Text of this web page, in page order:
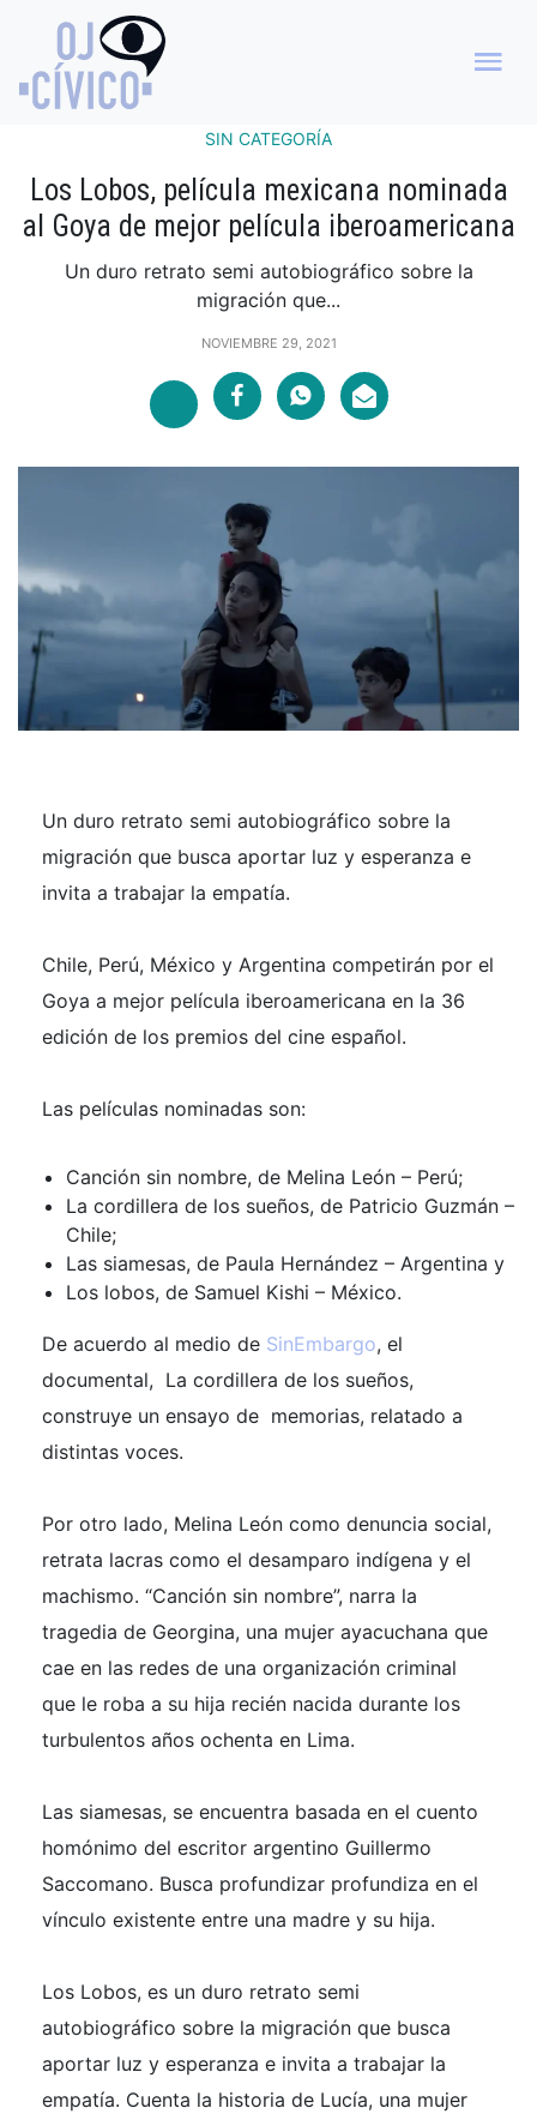
SIN CATEGORÍA
Los Lobos, película mexicana nominada
al Goya de mejor película iberoamericana
Un duro retrato semi autobiográfico sobre la
migración que...
NOVIEMBRE 29, 2021
Un duro retrato semi autobiográfico sobre la
migración que busca aportar luz y esperanza e
invita a trabajar la empatía.
Chile, Perú, México y Argentina competirán por el
Goya a mejor película iberoamericana en la 36
edición de los premios del cine español.
Las películas nominadas son:
Canción sin nombre, de Melina León – Perú;
La cordillera de los sueños, de Patricio Guzmán –
Chile;
Las siamesas, de Paula Hernández – Argentina y
Los lobos, de Samuel Kishi – México.
De acuerdo al medio de SinEmbargo, el
documental, La cordillera de los sueños,
construye un ensayo de memorias, relatado a
distintas voces.
Por otro lado, Melina León como denuncia social,
retrata lacras como el desamparo indígena y el
machismo. “Canción sin nombre”, narra la
tragedia de Georgina, una mujer ayacuchana que
cae en las redes de una organización criminal
que le roba a su hija recién nacida durante los
turbulentos años ochenta en Lima.
Las siamesas, se encuentra basada en el cuento
homónimo del escritor argentino Guillermo
Saccomano. Busca profundizar profundiza en el
vínculo existente entre una madre y su hija.
Los Lobos, es un duro retrato semi
autobiográfico sobre la migración que busca
aportar luz y esperanza e invita a trabajar la
empatía. Cuenta la historia de Lucía, una mujer